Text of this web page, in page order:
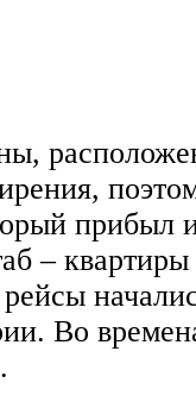
прибыл
–
Во
.